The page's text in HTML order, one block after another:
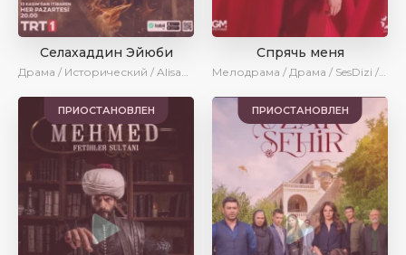
Селахаддин Эйюби
Драма / Исторический / AlisaDirilis / Сериалы 2023
Спрячь меня
Мелодрама / Драма / SesDizi / AveTurk / AlisaDirilis / Сериалы 2023
ПРИОСТАНОВЛЕН ПРИОСТАНОВЛЕН